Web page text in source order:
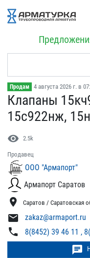
Продам 4 августа 2026 г. в
Клапаны
15с922нж,
visibility 2.5k
Продавец
ООО "Армапорт"
Армапорт Саратов
location_on Саратов / Саратовская
mail zakaz@armaport.ru
phone 8(8452) 39 46 11 ,
chat